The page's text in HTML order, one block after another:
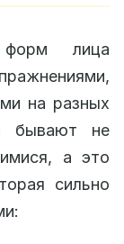
форм лица
на разных
бывают не
а это
сильно